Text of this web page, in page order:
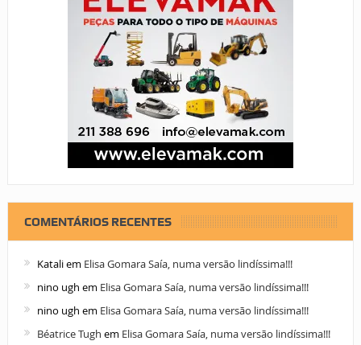
COMENTÁRIOS RECENTES
Kataliem Elisa Gomara Saía, numa versão lindíssima!!!
nino ugh em Elisa Gomara Saía, numa versão lindíssima!!!
nino ugh em Elisa Gomara Saía, numa versão lindíssima!!!
Béatrice Tugh em Elisa Gomara Saía, numa versão lindíssima!!!